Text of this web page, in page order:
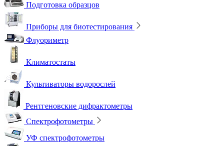
Подготовка образцов
Приборы для биотестирования
Флуориметр
Климатостаты
Культиваторы водорослей
Рентгеновские дифрактометры
Спектрофотометры
УФ спектрофотометры